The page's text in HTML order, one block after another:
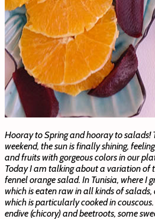
Hooray to Spring and hooray to salads!
weekend, the sun is finally shining,
and fruits with gorgeous colors in our
Today I am talking about a variation of
fennel orange salad. In Tunisia, where I
which is eaten raw in all kinds of salads,
which is particularly cooked in
endive (chicory) and beetroots, some